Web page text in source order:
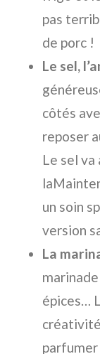
pas
de porc !
Le sel,
côtés
reposer
Le sel
un soin
version
La
épices…
parfumer